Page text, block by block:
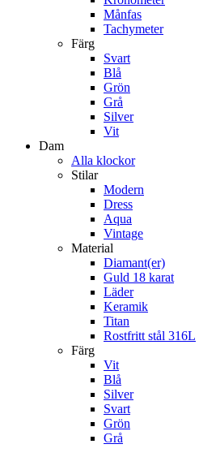
Månfas
Tachymeter
Färg
Svart
Blå
Grön
Grå
Silver
Vit
Dam
Alla klockor
Stilar
Modern
Dress
Aqua
Vintage
Material
Diamant(er)
Guld 18 karat
Läder
Keramik
Titan
Rostfritt stål 316L
Färg
Vit
Blå
Silver
Svart
Grön
Grå